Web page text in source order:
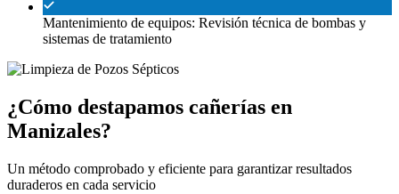
Mantenimiento de equipos: Revisión técnica de bombas y
sistemas de tratamiento
¿Cómo destapamos cañerías en
Manizales?
Un método comprobado y eficiente para garantizar resultados
duraderos en cada servicio